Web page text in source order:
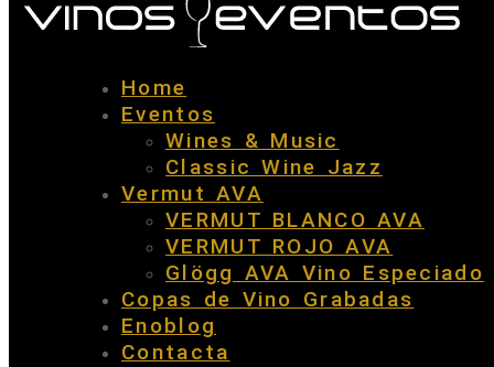
Home
Eventos
Wines & Music
Classic Wine Jazz
Vermut AVA
VERMUT BLANCO AVA
VERMUT ROJO AVA
Glögg AVA Vino Especiado
Copas de Vino Grabadas
Enoblog
Contacta